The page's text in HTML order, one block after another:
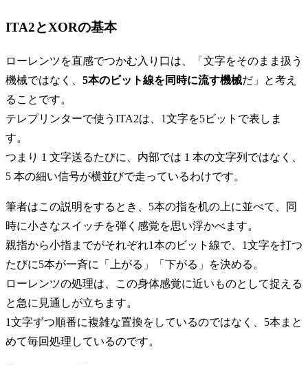
ITA2とXORの基本
ローレンツを直感でつかむ入り口は、「文字をそのまま扱う
機械ではなく、 5本のビット線を同時に流す機械だ」と考え
ることです。
テレプリンターで使うITA2は、1文字を5ビットで表しま
す。
つまり 1 文字送るたびに、内部では 1 本の文字列ではなく、
5 本の細い信号が横並びで走っているわけです。
筆者はこの説明をするとき、5本の指を机の上に並べて、同
時に小さなスイッチを弾く感覚を思い浮かべます。
親指から小指までがそれぞれ1本のビット線で、1文字を打つ
たびに5本が一斉に「上がる」「下がる」を決める。
ローレンツの処理は、この身体感覚に近いものとして捉える
と急に見通しが立ちます。
1文字ずつ順番に複雑な置換をしているのではなく、5本まと
めて毎回処理しているのです。